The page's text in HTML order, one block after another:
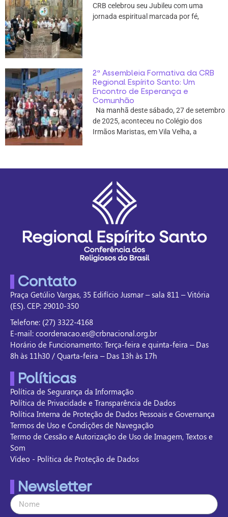
CRB celebrou seu Jubileu com uma
jornada espiritual marcada por fé,
2ª Assembleia Formativa da CRB
Regional Espírito Santo: Um
Encontro de Esperança e
Comunhão
Na manhã deste sábado, 27 de setembro
de 2025, aconteceu no Colégio dos
Irmãos Maristas, em Vila Velha, a
Contato
Praça Getúlio Vargas, 35 Edifício Jusmar – sala 811 – Vitória
(ES). CEP: 29010-350
Telefone: (27) 3322-4168
E-mail: coordenacao.es@crbnacional.org.br
Horário de Funcionamento: Terça-feira e quinta-feira – Das
8h às 11h30 / Quarta-feira – Das 13h às 17h
Políticas
Política de Segurança da Informação
Política de Privacidade e Transparência de Dados
Política Interna de Proteção de Dados Pessoais e Governança
Termos de Uso e Condições de Navegação
Termo de Cessão e Autorização de Uso de Imagem, Textos e
Som
Vídeo - Política de Proteção de Dados
Newsletter